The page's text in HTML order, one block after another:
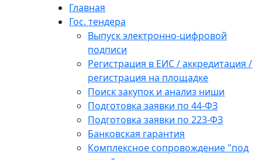
Главная
Гос. тендера
Выпуск электронно-цифровой
подписи
Регистрация в ЕИС / аккредитация /
регистрация на площадке
Поиск закупок и анализ ниши
Подготовка заявки по 44-ФЗ
Подготовка заявки по 223-ФЗ
Банковская гарантия
Комплексное сопровождение "под